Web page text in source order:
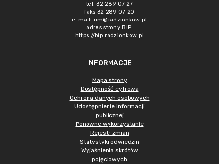
tel. 32 289 07 27
faks 32 289 07 20
e-mail: um@radzionkow.pl
adres strony BIP:
https://bip.radzionkow.pl
INFORMACJE
Mapa strony
Dostępność cyfrowa
Ochrona danych osobowych
Udostępnienie informacji
publicznej
Ponowne wykorzystanie
Rejestr zmian
Statystyki odwiedzin
Wyjaśnienia skrótów
pojęciowych